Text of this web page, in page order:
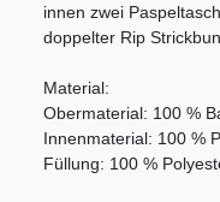
innen zwei
doppelter Rip
Material:
Obermaterial: 100 %
Innenmaterial: 100 %
Füllung: 100 %